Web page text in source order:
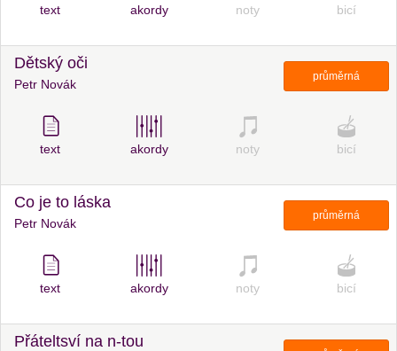
text akordy noty bicí
Dětský oči
Petr Novák
průměrná
text akordy noty bicí
Co je to láska
Petr Novák
průměrná
text akordy noty bicí
Přáteltsví na n-tou